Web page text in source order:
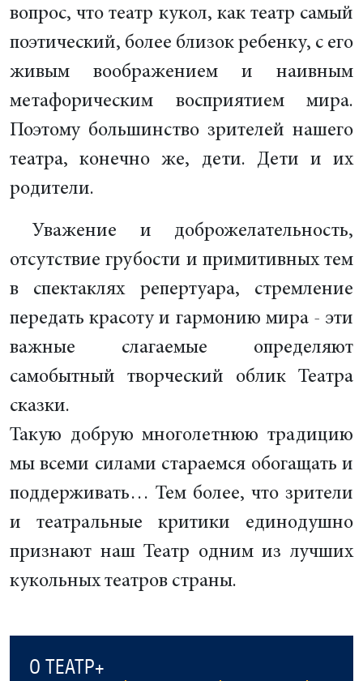
вопрос, что театр кукол, как театр самый
поэтический, более близок ребенку, с его
живым воображением и наивным
метафорическим восприятием мира.
Поэтому большинство зрителей нашего
театра, конечно же, дети. Дети и их
родители.
Уважение и доброжелательность,
отсутствие грубости и примитивных тем
в спектаклях репертуара, стремление
передать красоту и гармонию мира - эти
важные слагаемые определяют
самобытный творческий облик Театра
сказки.
Такую добрую многолетнюю традицию
мы всеми силами стараемся обогащать и
поддерживать… Тем более, что зрители
и театральные критики единодушно
признают наш Театр одним из лучших
кукольных театров страны.
О ТЕАТР+